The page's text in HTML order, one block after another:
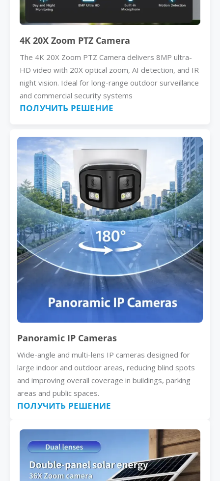
4K 20X Zoom PTZ Camera
The 4K 20X Zoom PTZ Camera delivers 8MP ultra-
HD video with 20X optical zoom, AI detection, and IR
night vision. Ideal for long-range outdoor surveillance
and commercial security systems
ПОЛУЧИТЬ РЕШЕНИЕ
Panoramic IP Cameras
Wide-angle and multi-lens IP cameras designed for
large indoor and outdoor areas, reducing blind spots
and improving overall coverage in buildings, parking
areas and public spaces.
ПОЛУЧИТЬ РЕШЕНИЕ